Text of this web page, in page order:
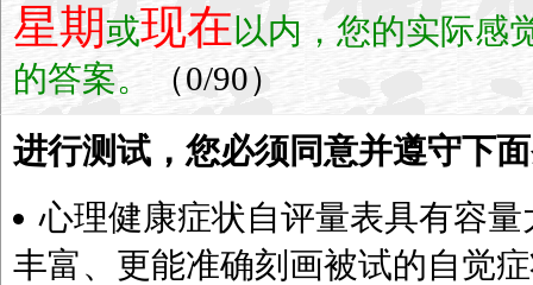
星期或现在以内，您的实际感
的答案。
（0/90）
进行测试，您必须同意并遵守下
心理健康症状自评量表具有容
丰富、更能准确刻画被试的自觉